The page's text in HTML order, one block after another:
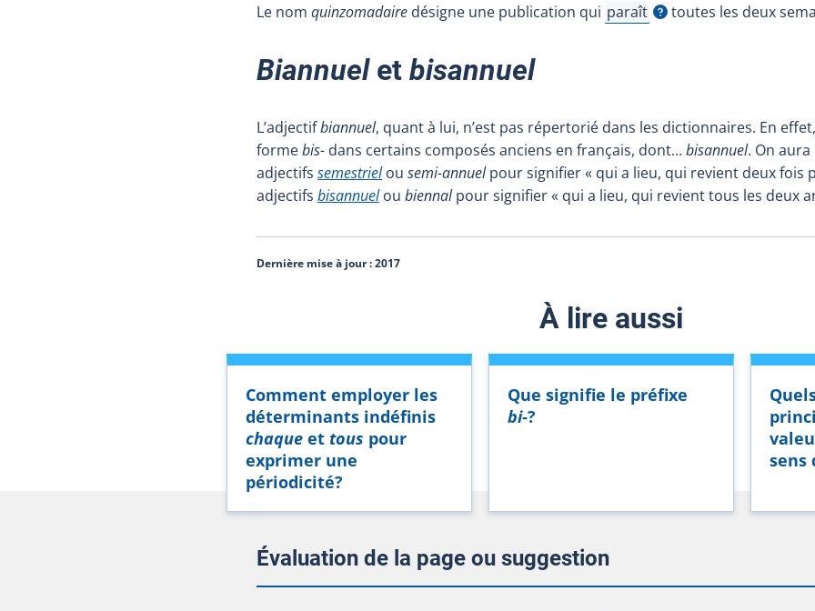
Le nom quinzomadaire désigne une publication qui paraît
Afficher l'infobulle
toutes les deux
Biannuelet bisannuel
L’adjectifbiannuel, quant à lui, n’est pas répertorié dans les dictionnaires. En
formebis- dans certains composés anciens en français, dont... bisannuel. On
adjectifs semestrielou semi-annuelpour signifier « qui a lieu, qui revient deux fois
adjectifs bisannuelou biennalpour signifier « qui a lieu, qui revient tous les deux
Dernière mise à jour :2017
À lire aussi
Comment employer les
déterminants indéfinis
chaque et tous pour
exprimer une
périodicité?
Que signifie le préfixe
bi‑?
sens
Évaluation de la page ou suggestion